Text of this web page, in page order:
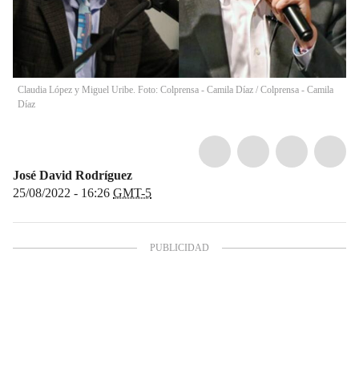
Claudia López y Miguel Uribe. Foto: Colprensa - Camila Díaz / Colprensa - Camila
Díaz
José David Rodríguez
25/08/2022 - 16:26 GMT-5